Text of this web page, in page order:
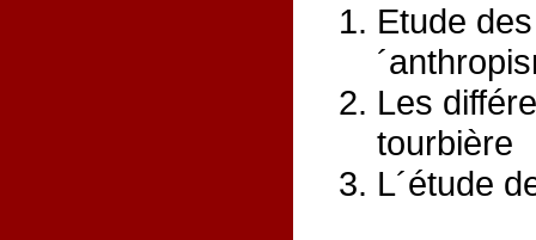
Etude
Les
tourbière
L´étude